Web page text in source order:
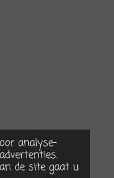
analyse-
de site gaat u